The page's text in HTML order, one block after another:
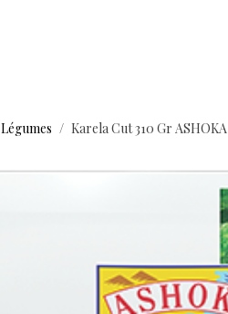
Légumes Karela Cut 310 Gr ASHOKA